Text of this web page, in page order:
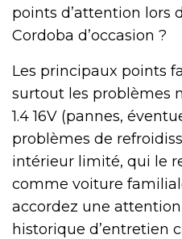
points d’attention lors
Cordoba d’occasion ?
Les principaux points
surtout les problèmes
1.4 16V (pannes,
problèmes de
intérieur limité, qui le
comme voiture
accordez une
historique d’entretien